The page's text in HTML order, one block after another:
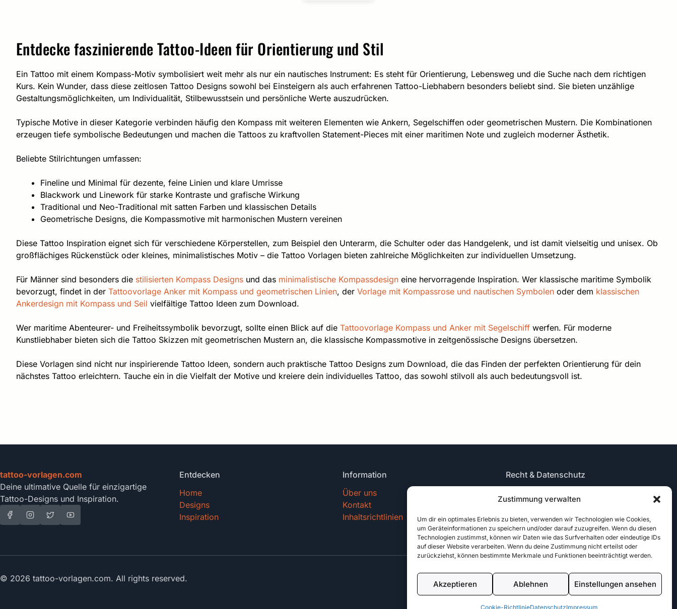
Zustimmung verwalten
Um dir ein optimales Erlebnis zu bieten, verwenden wir Technologien wie Cookies,
um Geräteinformationen zu speichern und/oder darauf zuzugreifen. Wenn du diesen
Technologien zustimmst, können wir Daten wie das Surfverhalten oder eindeutige IDs
auf dieser Website verarbeiten. Wenn du deine Zustimmung nicht erteilst oder
zurückziehst, können bestimmte Merkmale und Funktionen beeinträchtigt werden.
Akzeptieren Ablehnen Einstellungen ansehen
Cookie-RichtlinieDatenschutzImpressum
Entdecke faszinierende Tattoo-Ideen für Orientierung und Stil
Ein Tattoo mit einem Kompass-Motiv symbolisiert weit mehr als nur ein nautisches Instrument: Es steht für Orientierung, Lebensweg und die Suche nach dem richtigen
Kurs. Kein Wunder, dass diese zeitlosen Tattoo Designs sowohl bei Einsteigern als auch erfahrenen Tattoo-Liebhabern besonders beliebt sind. Sie bieten unzählige
Gestaltungsmöglichkeiten, um Individualität, Stilbewusstsein und persönliche Werte auszudrücken.
Typische Motive in dieser Kategorie verbinden häufig den Kompass mit weiteren Elementen wie Ankern, Segelschiffen oder geometrischen Mustern. Die Kombinationen
erzeugen tiefe symbolische Bedeutungen und machen die Tattoos zu kraftvollen Statement-Pieces mit einer maritimen Note und zugleich moderner Ästhetik.
Beliebte Stilrichtungen umfassen:
Fineline und Minimal für dezente, feine Linien und klare Umrisse
Blackwork und Linework für starke Kontraste und grafische Wirkung
Traditional und Neo-Traditional mit satten Farben und klassischen Details
Geometrische Designs, die Kompassmotive mit harmonischen Mustern vereinen
Diese Tattoo Inspiration eignet sich für verschiedene Körperstellen, zum Beispiel den Unterarm, die Schulter oder das Handgelenk, und ist damit vielseitig und unisex. Ob
großflächiges Rückenstück oder kleines, minimalistisches Motiv – die Tattoo Vorlagen bieten zahlreiche Möglichkeiten zur individuellen Umsetzung.
Für Männer sind besonders die stilisierten Kompass Designs und das minimalistische Kompassdesign eine hervorragende Inspiration. Wer klassische maritime Symbolik
bevorzugt, findet in der Tattoovorlage Anker mit Kompass und geometrischen Linien, der Vorlage mit Kompassrose und nautischen Symbolen oder dem klassischen
Ankerdesign mit Kompass und Seil vielfältige Tattoo Ideen zum Download.
Wer maritime Abenteurer- und Freiheitssymbolik bevorzugt, sollte einen Blick auf die Tattoovorlage Kompass und Anker mit Segelschiff werfen. Für moderne
Kunstliebhaber bieten sich die Tattoo Skizzen mit geometrischen Mustern an, die klassische Kompassmotive in zeitgenössische Designs übersetzen.
Diese Vorlagen sind nicht nur inspirierende Tattoo Ideen, sondern auch praktische Tattoo Designs zum Download, die das Finden der perfekten Orientierung für dein
nächstes Tattoo erleichtern. Tauche ein in die Vielfalt der Motive und kreiere dein individuelles Tattoo, das sowohl stilvoll als auch bedeutungsvoll ist.
tattoo-vorlagen.com
Deine ultimative Quelle für einzigartige
Tattoo-Designs und Inspiration.
Entdecken
Home
Designs
Inspiration
Information
Über uns
Kontakt
Inhaltsrichtlinien
Recht & Datenschutz
Datenschutz
AGB
Cookies
© 2026 tattoo-vorlagen.com. All rights reserved. für Tattoo Enthusiasten